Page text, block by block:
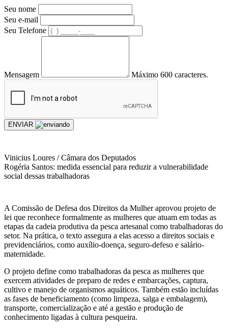
Seu nome
Seu e-mail
Seu Telefone
Mensagem Máximo 600 caracteres.
ENVIAR
Vinicius Loures / Câmara dos Deputados
Rogéria Santos: medida essencial para reduzir a vulnerabilidade
social dessas trabalhadoras
A Comissão de Defesa dos Direitos da Mulher aprovou projeto de
lei que reconhece formalmente as mulheres que atuam em todas as
etapas da cadeia produtiva da pesca artesanal como trabalhadoras do
setor. Na prática, o texto assegura a elas acesso a direitos sociais e
previdenciários, como auxílio-doença, seguro-defeso e salário-
maternidade.
O projeto define como trabalhadoras da pesca as mulheres que
exercem atividades de preparo de redes e embarcações, captura,
cultivo e manejo de organismos aquáticos. Também estão incluídas
as fases de beneficiamento (como limpeza, salga e embalagem),
transporte, comercialização e até a gestão e produção de
conhecimento ligadas à cultura pesqueira.